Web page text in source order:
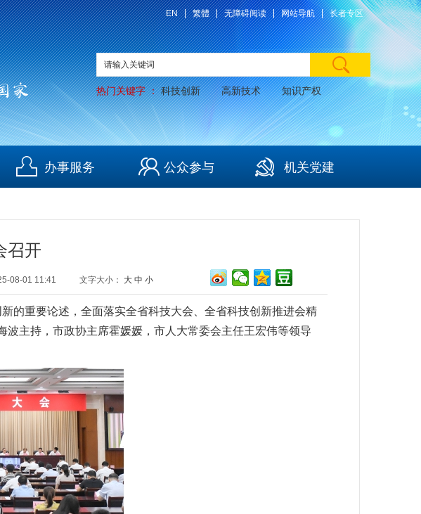
EN 繁體 无障碍阅读 网站导航 长者专区
热门关键字 ： 科技创新 高新技术 知识产权
办事服务 公众参与 机关党建
召开
08-01 11:41 文字大小： 大 中 小
的重要论述，全面落实全省科技大会、全省科技创新推进会精
主持，市政协主席霍媛媛，市人大常委会主任王宏伟等领导